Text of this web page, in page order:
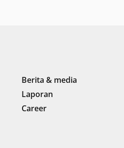
Berita & media
Laporan
Career